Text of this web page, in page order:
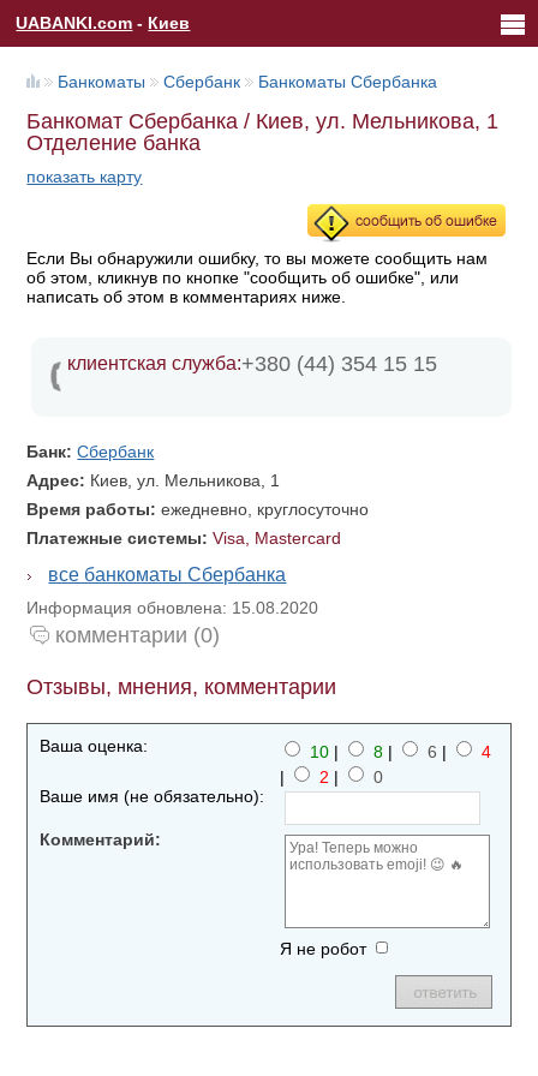
UABANKI.com - Киев
Банкоматы Сбербанк Банкоматы Сбербанка
Банкомат Сбербанка / Киев, ул. Мельникова, 1
Отделение банка
показать карту
Если Вы обнаружили ошибку, то вы можете сообщить нам
об этом, кликнув по кнопке "сообщить об ошибке", или
написать об этом в комментариях ниже.
клиентская служба:+380 (44) 354 15 15
Банк:Сбербанк
Адрес: Киев, ул. Мельникова, 1
Время работы:ежедневно, круглосуточно
Платежные системы:Visa, Mastercard
все банкоматы Сбербанка
Информация обновлена: 15.08.2020
комментарии (0)
Отзывы, мнения, комментарии
Ваша оценка: 10 | 8 | 6 |
4
|
2 |
0
Ваше имя (не обязательно):
Комментарий:
Я не робот